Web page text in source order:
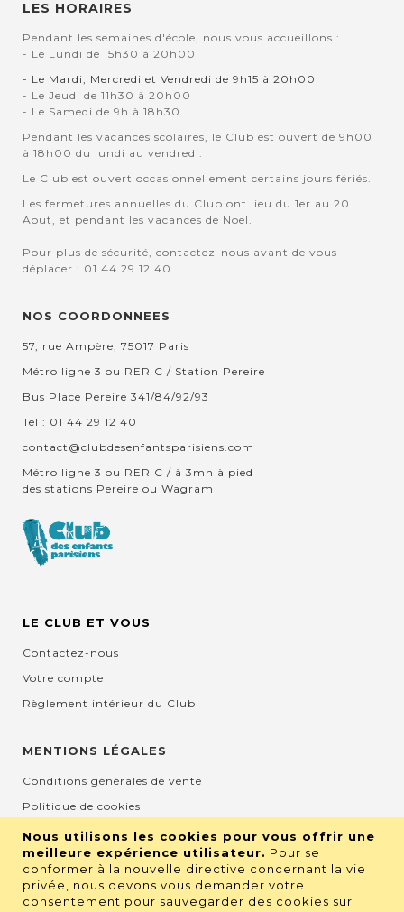
Nous utilisons les cookies pour vous offrir une
meilleure expérience utilisateur. Pour se
conformer à la nouvelle directive concernant la vie
privée, nous devons vous demander votre
consentement pour sauvegarder des cookies sur
LES HORAIRES
Pendant les semaines d'école, nous vous accueillons :
- Le Lundi de 15h30 à 20h00
- Le Mardi, Mercredi et Vendredi de 9h15 à 20h00
- Le Jeudi de 11h30 à 20h00
- Le Samedi de 9h à 18h30
Pendant les vacances scolaires, le Club est ouvert de 9h00
à 18h00 du lundi au vendredi.
Le Club est ouvert occasionnellement certains jours fériés.
Les fermetures annuelles du Club ont lieu du 1er au 20
Aout, et pendant les vacances de Noel.
Pour plus de sécurité, contactez-nous avant de vous
déplacer : 01 44 29 12 40.
NOS COORDONNEES
57, rue Ampère, 75017 Paris
Métro ligne 3 ou RER C / Station Pereire
Bus Place Pereire 341/84/92/93
Tel : 01 44 29 12 40
contact@clubdesenfantsparisiens.com
Métro ligne 3 ou RER C / à 3mn à pied
des stations Pereire ou Wagram
LE CLUB ET VOUS
Contactez-nous
Votre compte
Règlement intérieur du Club
MENTIONS LÉGALES
Conditions générales de vente
Politique de cookies
Mentions légales et CGU
Protection de la vie privée
RETROUVEZ NOUS SUR LES RÉSEAUX